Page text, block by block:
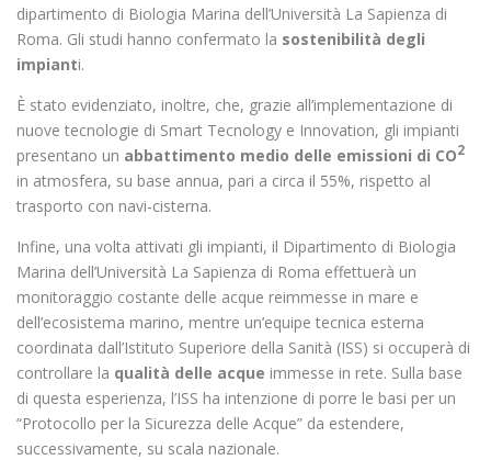
dipartimento di Biologia Marina dell’Università La Sapienza di
Roma. Gli studi hanno confermato la sostenibilità degli
impianti.
È stato evidenziato, inoltre, che, grazie all’implementazione di
nuove tecnologie di Smart Tecnology e Innovation, gli impianti
presentano un abbattimento medio delle emissioni di CO2
in atmosfera, su base annua, pari a circa il 55%, rispetto al
trasporto con navi-cisterna.
Infine, una volta attivati gli impianti, il Dipartimento di Biologia
Marina dell’Università La Sapienza di Roma effettuerà un
monitoraggio costante delle acque reimmesse in mare e
dell’ecosistema marino, mentre un’equipe tecnica esterna
coordinata dall’Istituto Superiore della Sanità (ISS) si occuperà di
controllare la qualità delle acque immesse in rete. Sulla base
di questa esperienza, l’ISS ha intenzione di porre le basi per un
“Protocollo per la Sicurezza delle Acque” da estendere,
successivamente, su scala nazionale.